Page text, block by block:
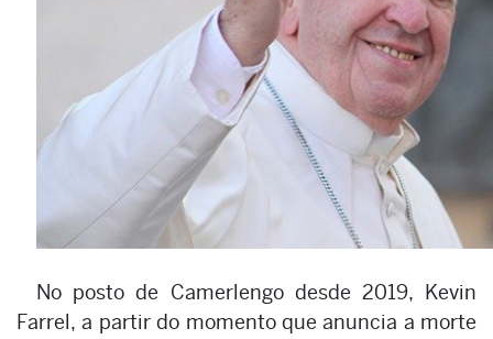
No posto de Camerlengo desde 2019, Kevin
Farrel, a partir do momento que anuncia a morte